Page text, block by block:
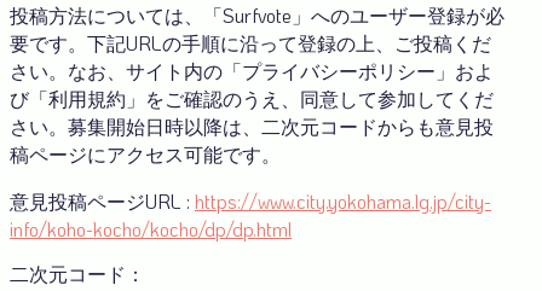
投稿方法については、「Surfvote」へのユーザー登録が必
要です。下記URLの手順に沿って登録の上、ご投稿くだ
さい。なお、サイト内の「プライバシーポリシー」およ
び「利用規約」をご確認のうえ、同意して参加してくだ
さい。募集開始日時以降は、二次元コードからも意見投
稿ページにアクセス可能です。
意見投稿ページURL : https://www.city.yokohama.lg.jp/city-
info/koho-kocho/kocho/dp/dp.html
二次元コード：